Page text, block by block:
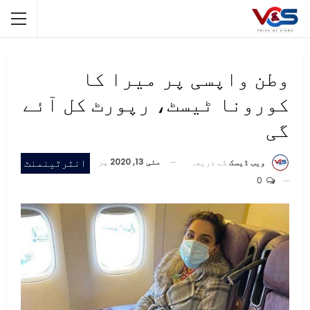
وطن واپسی پر میرا کا
کورونا ٹیسٹ، رپورٹ کل آئے
گی
انٹرٹینمنٹ ویب ڈیسک کے ذریعہ مئی 13, 2020
پر